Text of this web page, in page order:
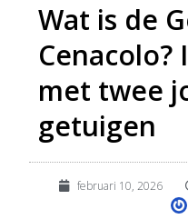
Wat is de
Cenacolo?
met twee
getuigen
februari 10, 2026